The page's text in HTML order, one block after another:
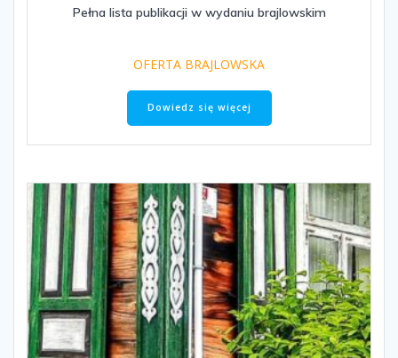
Pełna lista publikacji w wydaniu brajlowskim
OFERTA BRAJLOWSKA
Dowiedz się więcej